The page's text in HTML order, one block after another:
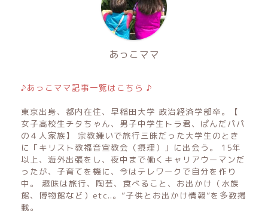
あっこママ
♪あっこママ記事一覧はこちら ♪
東京出身、都内在住、早稲田大学 政治経済学部卒。【
女子高校生チタちゃん、男子中学生トラ君、ぱんだパパ
の４人家族】 宗教嫌いで旅行三昧だった大学生のとき
に「キリスト教福音宣教会（摂理）」に出会う。 15年
以上、海外出張をし、夜中まで働くキャリアウーマンだ
ったが、子育てを機に、今はテレワークで自分を作り
中。 趣味は旅行、陶芸、食べること、お出かけ（水族
館、博物館など）etc..。”子供とお出かけ情報”を多数掲
載。